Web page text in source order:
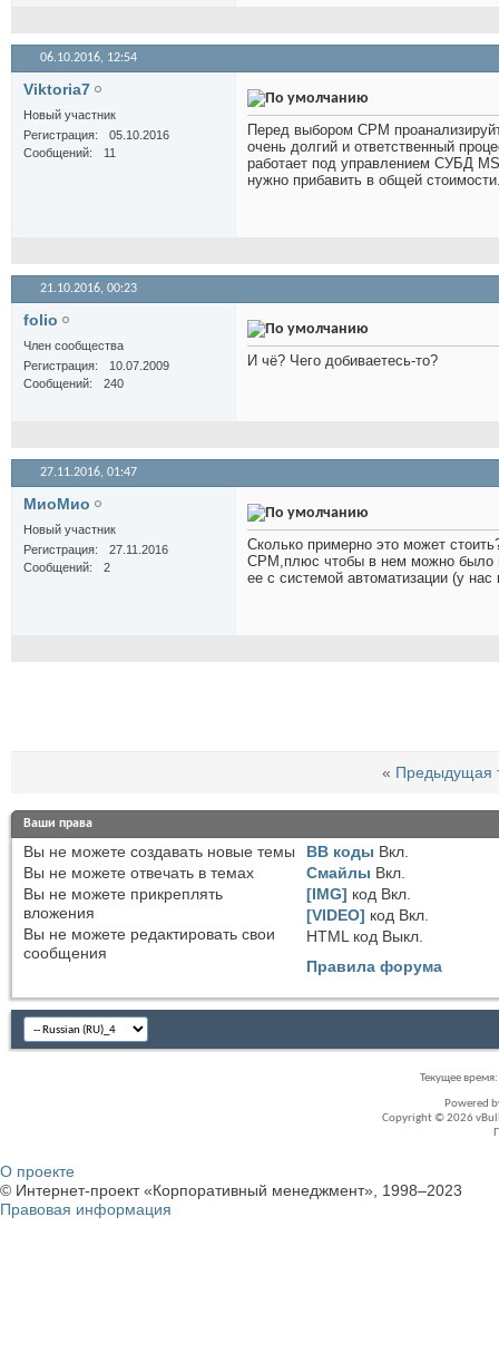
06.10.2016, 12:54
Viktoria7
Новый участник
Регистрация
05.10.2016
Сообщений
11
Перед выбором СРМ
очень долгий и ответственный
работает под управлением СУБД
нужно прибавить в общей
21.10.2016, 00:23
folio
Член сообщества
Регистрация
10.07.2009
Сообщений
240
И чё? Чего добиваетесь-то?
27.11.2016, 01:47
МиоМио
Новый участник
Регистрация
27.11.2016
Сообщений
2
Сколько примерно это может
СРМ,плюс чтобы в нем можно было
ее с системой автоматизации (у
« Предыдущая
Ваши права
Вы не можете создавать новые темы
Вы не можете отвечать в темах
Вы не можете прикреплять
вложения
Вы не можете редактировать свои
сообщения
BB коды Вкл.
Смайлы Вкл.
[IMG] код Вкл.
[VIDEO] код Вкл.
HTML код Выкл.
Правила форума
Текущее время:
Powered
Copyright © 2026
О проекте
© Интернет-проект «Корпоративный менеджмент», 1998–2023
Правовая информация